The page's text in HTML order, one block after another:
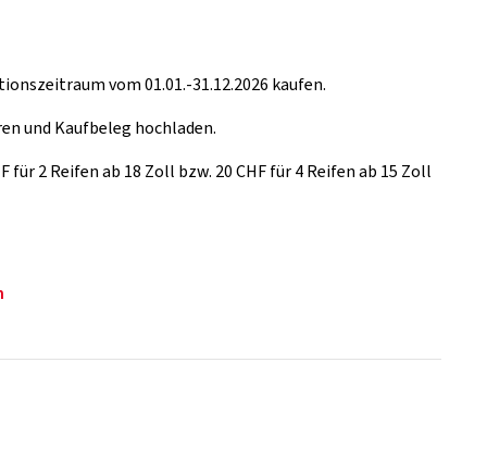
vom 01.01.-31.12.2026 kaufen.
und Kaufbeleg hochladen.
2 Reifen ab 18 Zoll bzw. 20 CHF für 4 Reifen ab 15 Zoll